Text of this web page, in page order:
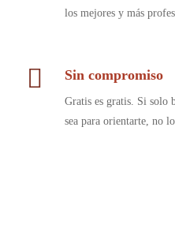
los mejores y más
Sin compromiso
Gratis es gratis. Si solo
sea para orientarte, no